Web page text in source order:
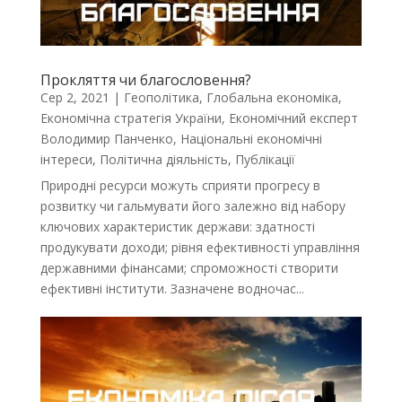
Прокляття чи благословення?
Сер 2, 2021 | Геополітика, Глобальна економіка,
Економічна стратегія України, Економічний експерт
Володимир Панченко, Національні економічні
інтереси, Політична діяльність, Публікації
Природні ресурси можуть сприяти прогресу в
розвитку чи гальмувати його залежно від набору
ключових характеристик держави: здатності
продукувати доходи; рівня ефективності управління
державними фінансами; спроможності створити
ефективні інститути. Зазначене водночас...